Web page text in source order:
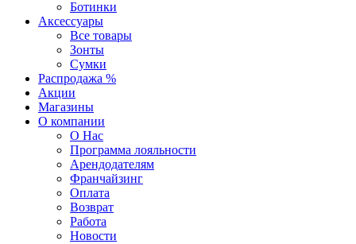
Ботинки
Аксессуары
Все товары
Зонты
Сумки
Распродажа %
Акции
Магазины
О компании
О Нас
Программа лояльности
Арендодателям
Франчайзинг
Оплата
Возврат
Работа
Новости